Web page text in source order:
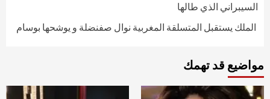
السيبراني الذي طالها
الملك يستقبل المتسلقة المغربية نوال صفنضلة و يوشحها بوسام
مواضيع قد تهمك